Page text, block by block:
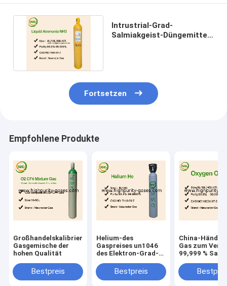
Intrustrial-Grad-
Salmiakgeist-Düngemittel,
Fortsetzen
Empfohlene Produkte
Großhandelskalibrierungs-
Gasgemische der
hohen Qualität
Bestpreis
Helium-des
Gaspreises un1046
des Elektron-Grad-
Bestpreis
China-
Gas zum
99,999 %